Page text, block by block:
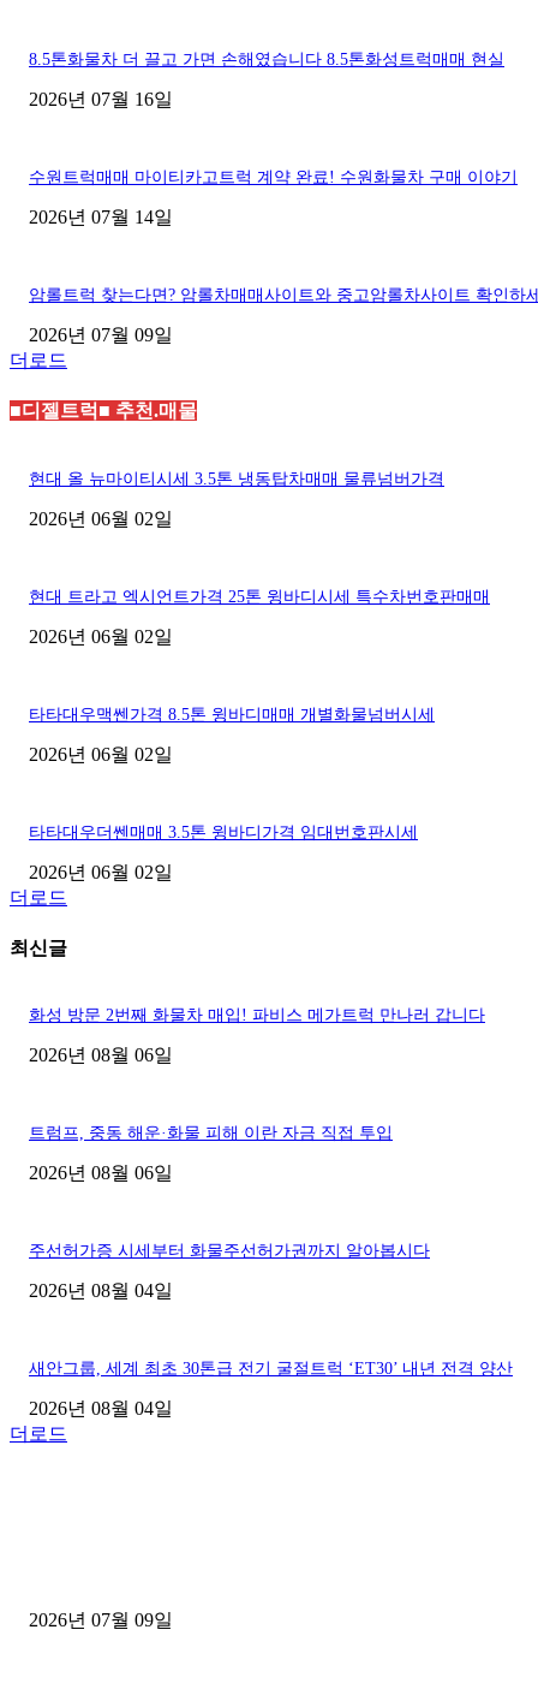
8.5톤화물차 더 끌고 가면 손해였습니다 8.5톤화성트럭매매 현실
2026년 07월 16일
수원트럭매매 마이티카고트럭 계약 완료! 수원화물차 구매 이야기
2026년 07월 14일
암롤트럭 찾는다면? 암롤차매매사이트와 중고암롤차사이트 확인하
2026년 07월 09일
더로드
■디젤트럭■ 추천.매물
현대 올 뉴마이티시세 3.5톤 냉동탑차매매 물류넘버가격
2026년 06월 02일
현대 트라고 엑시언트가격 25톤 윙바디시세 특수차번호판매매
2026년 06월 02일
타타대우맥쎈가격 8.5톤 윙바디매매 개별화물넘버시세
2026년 06월 02일
타타대우더쎈매매 3.5톤 윙바디가격 임대번호판시세
2026년 06월 02일
더로드
최신글
화성 방문 2번째 화물차 매입! 파비스 메가트럭 만나러 갑니다
2026년 08월 06일
트럼프, 중동 해운·화물 피해 이란 자금 직접 투입
2026년 08월 06일
주선허가증 시세부터 화물주선허가권까지 알아봅시다
2026년 08월 04일
새안그룹, 세계 최초 30톤급 전기 굴절트럭 ‘ET30’ 내년 전격 양산
2026년 08월 04일
더로드
2026년 07월 09일